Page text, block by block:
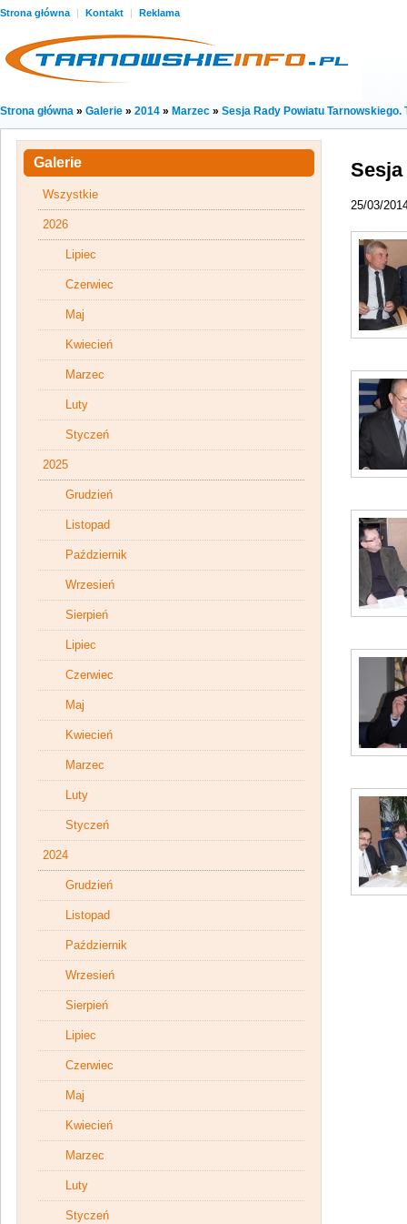
Strona główna | Kontakt | Reklama
Strona główna » Galerie » 2014 » Marzec » Sesja Rady Powiatu Tarnowskiego.
25/03/
Galerie
Wszystkie
2026
Lipiec
Czerwiec
Maj
Kwiecień
Marzec
Luty
Styczeń
2025
Grudzień
Listopad
Październik
Wrzesień
Sierpień
Lipiec
Czerwiec
Maj
Kwiecień
Marzec
Luty
Styczeń
2024
Grudzień
Listopad
Październik
Wrzesień
Sierpień
Lipiec
Czerwiec
Maj
Kwiecień
Marzec
Luty
Styczeń